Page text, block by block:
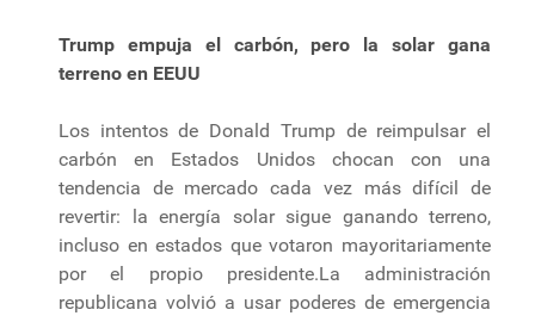
Trump empuja el carbón, pero la solar gana
terreno en EEUU
Los intentos de Donald Trump de reimpulsar el
carbón en Estados Unidos chocan con una
tendencia de mercado cada vez más difícil de
revertir: la energía solar sigue ganando terreno,
incluso en estados que votaron mayoritariamente
por el propio presidente.La administración
republicana volvió a usar poderes de emergencia